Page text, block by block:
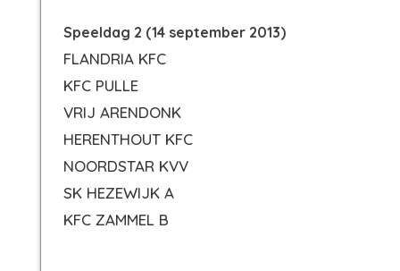
Speeldag 2 (14 september 2013)
FLANDRIA KFC
KFC PULLE
VRIJ ARENDONK
HERENTHOUT KFC
NOORDSTAR KVV
SK HEZEWIJK A
KFC ZAMMEL B